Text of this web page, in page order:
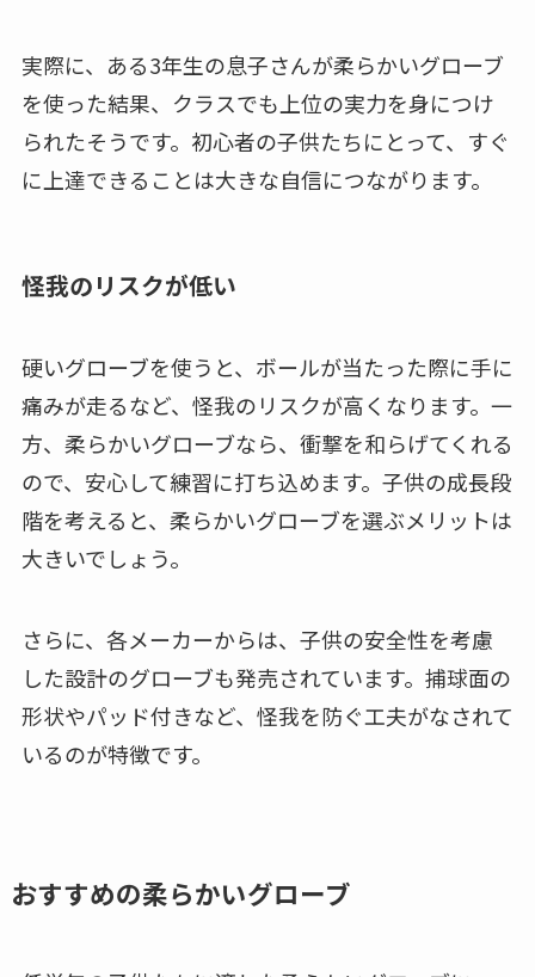
実際に、ある3年生の息子さんが柔らかいグローブ
を使った結果、クラスでも上位の実力を身につけ
られたそうです。初心者の子供たちにとって、すぐ
に上達できることは大きな自信につながります。
怪我のリスクが低い
硬いグローブを使うと、ボールが当たった際に手に
痛みが走るなど、怪我のリスクが高くなります。一
方、柔らかいグローブなら、衝撃を和らげてくれる
ので、安心して練習に打ち込めます。子供の成長段
階を考えると、柔らかいグローブを選ぶメリットは
大きいでしょう。
さらに、各メーカーからは、子供の安全性を考慮
した設計のグローブも発売されています。捕球面の
形状やパッド付きなど、怪我を防ぐ工夫がなされて
いるのが特徴です。
おすすめの柔らかいグローブ